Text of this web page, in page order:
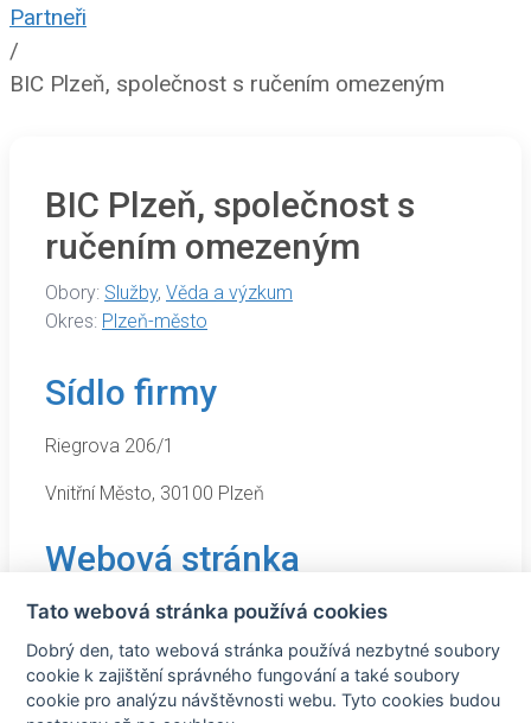
Partneři
/
BIC Plzeň, společnost s ručením omezeným
BIC Plzeň, společnost s
ručením omezeným
Obory: Služby, Věda a výzkum
Okres: Plzeň-město
Sídlo firmy
Riegrova 206/1
Vnitřní Město, 30100 Plzeň
Webová stránka
Tato webová stránka používá cookies
Dobrý den, tato webová stránka používá nezbytné soubory
cookie k zajištění správného fungování a také soubory
cookie pro analýzu návštěvnosti webu. Tyto cookies budou